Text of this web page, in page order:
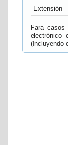
Extensión
Para
electrónico
(Incluyendo